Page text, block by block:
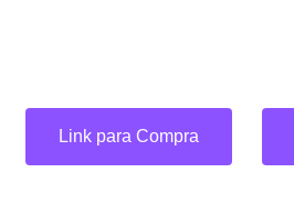
Link para Compra